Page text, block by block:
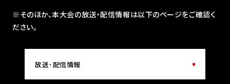
※そのほか、本大会の放送・配信情報は以下のページをご確認く
ださい。
放送･配信情報